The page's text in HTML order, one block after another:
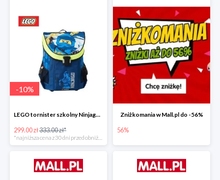
-10%
LEGO tornister szkolny Ninjago JAY of Lightning Easy
299.00 zł333.00 zł*
Zniżkomania w Mall.pl do -56%
56%